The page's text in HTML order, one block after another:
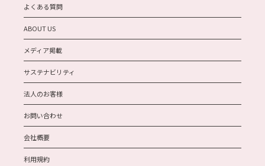
よくある質問
ABOUT US
メディア掲載
サステナビリティ
法人のお客様
お問い合わせ
会社概要
利用規約